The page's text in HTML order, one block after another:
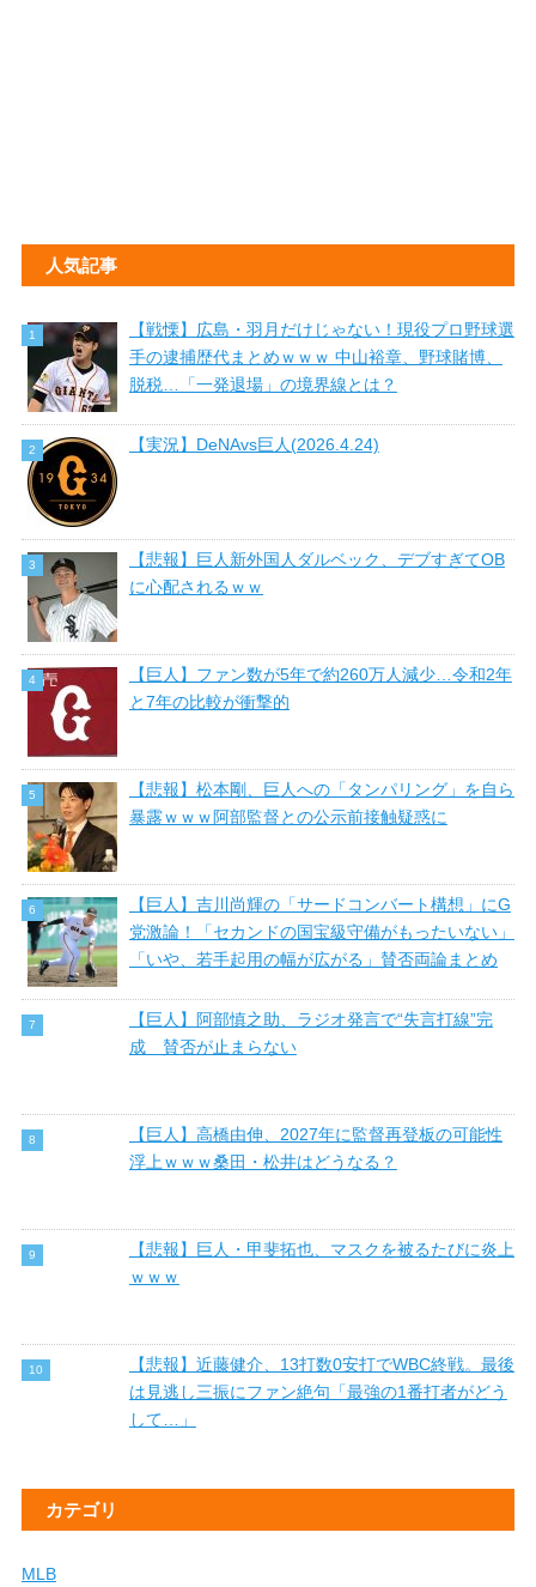
人気記事
【戦慄】広島・羽月だけじゃない！現役プロ野球選
手の逮捕歴代まとめｗｗｗ 中山裕章、野球賭博、
脱税…「一発退場」の境界線とは？
【実況】DeNAvs巨人(2026.4.24)
【悲報】巨人新外国人ダルベック、デブすぎてOB
に心配されるｗｗ
【巨人】ファン数が5年で約260万人減少…令和2年
と7年の比較が衝撃的
【悲報】松本剛、巨人への「タンパリング」を自ら
暴露ｗｗｗ阿部監督との公示前接触疑惑に
【巨人】吉川尚輝の「サードコンバート構想」にG
党激論！「セカンドの国宝級守備がもったいない」
「いや、若手起用の幅が広がる」賛否両論まとめ
【巨人】阿部慎之助、ラジオ発言で“失言打線”完
成 賛否が止まらない
【巨人】高橋由伸、2027年に監督再登板の可能性
浮上ｗｗｗ桑田・松井はどうなる？
【悲報】巨人・甲斐拓也、マスクを被るたびに炎上
ｗｗｗ
【悲報】近藤健介、13打数0安打でWBC終戦。最後
は見逃し三振にファン絶句「最強の1番打者がどう
して…」
カテゴリ
MLB